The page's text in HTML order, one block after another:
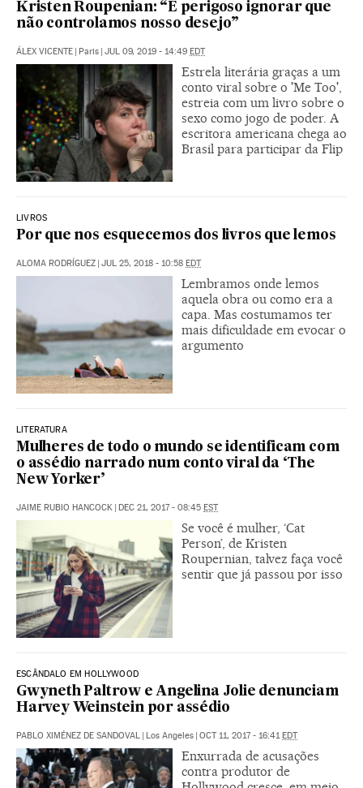
Kristen Roupenian: “É perigoso ignorar que
não controlamos nosso desejo”
ÁLEX VICENTE Paris JUL 09, 2019 - 14:49 EDT
Estrela literária graças a um
conto viral sobre o 'Me Too',
estreia com um livro sobre o
sexo como jogo de poder. A
escritora americana chega ao
Brasil para participar da Flip
LIVROS
Por que nos esquecemos dos livros que lemos
ALOMA RODRÍGUEZ JUL 25, 2018 - 10:58 EDT
Lembramos onde lemos
aquela obra ou como era a
capa. Mas costumamos ter
mais dificuldade em evocar o
argumento
LITERATURA
Mulheres de todo o mundo se identificam com
o assédio narrado num conto viral da ‘The
New Yorker’
JAIME RUBIO HANCOCK | DEC 21, 2017 - 08:45 EST
Se você é mulher, ‘Cat
Person’, de Kristen
Roupernian, talvez faça você
sentir que já passou por isso
ESCÂNDALO EM HOLLYWOOD
Gwyneth Paltrow e Angelina Jolie denunciam
Harvey Weinstein por assédio
PABLO XIMÉNEZ DE SANDOVAL | Los Angeles | OCT 11, 2017 - 16:41EDT
Enxurrada de acusações
contra produtor de